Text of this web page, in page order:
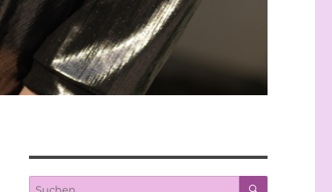
Suche
SUCHEN